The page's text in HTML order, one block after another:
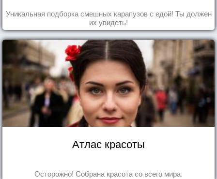
Уникальная подборка смешных карапузов с едой! Ты должен
их увидеть!
Атлас красоты
Осторожно! Собрана красота со всего мира.